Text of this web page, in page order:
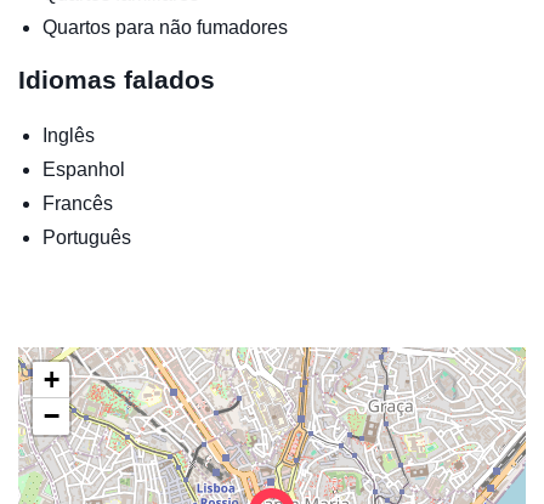
Quartos para não fumadores
Idiomas falados
Inglês
Espanhol
Francês
Português
+
−